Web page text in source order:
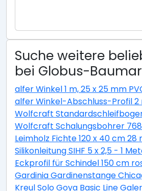
Suche weitere
bei Globus-
alfer Winkel 1 m, 25 x 25 mm
alfer Winkel-Abschluss-Profil 2
Wolfcraft Standardschleifbogen
Wolfcraft Schalungsbohrer
Leimholz Fichte 120 x 40 cm 28
Silikonleitung SIHF 5 x 2,5 - 1
Eckprofil für Schindel 150 cm
Gardinia Gardinenstange
Kreul Solo Goya Basic Line